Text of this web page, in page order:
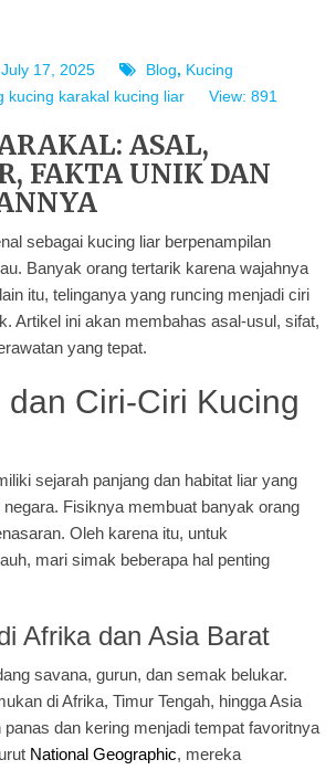
July 17, 2025 Blog, Kucing
kucing karakal kucing liar View: 891
ASAL,
FAKTA UNIK DAN
sebagai kucing liar berpenampilan
Banyak orang tertarik karena wajahnya
itu, telinganya yang runcing menjadi ciri
Artikel ini akan membahas asal-usul, sifat,
yang tepat.
Ciri-Ciri Kucing
sejarah panjang dan habitat liar yang
Fisiknya membuat banyak orang
Oleh karena itu, untuk
mari simak beberapa hal penting
Afrika dan Asia Barat
savana, gurun, dan semak belukar.
di Afrika, Timur Tengah, hingga Asia
panas dan kering menjadi tempat favoritnya
National Geographic, mereka